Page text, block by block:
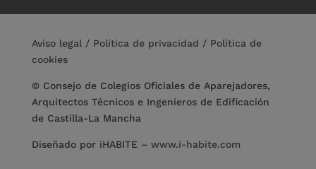
Aviso legal / Política de privacidad / Política de
cookies
© Consejo de Colegios Oficiales de Aparejadores,
Arquitectos Técnicos e Ingenieros de Edificación
de Castilla-La Mancha
Diseñado por iHABITE – www.i-habite.com